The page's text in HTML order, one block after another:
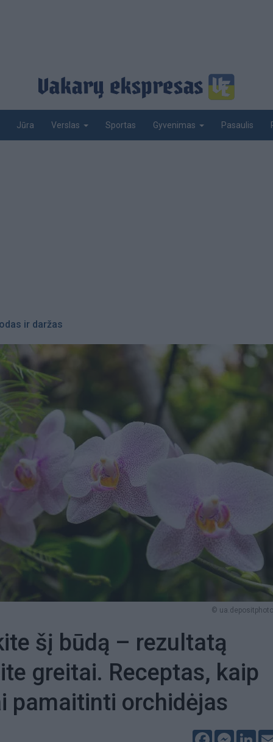
Jūra Verslas Sportas Gyvenimas Pasaulis
ir daržas
©
šį būdą – rezultatą
greitai. Receptas, kaip
pamaitinti orchidėjas
Facebook